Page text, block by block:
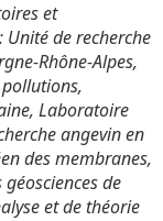
et
Unité de recherche
Rhône-Alpes,
Laboratoire
angevin en
des membranes,
de
et de théorie